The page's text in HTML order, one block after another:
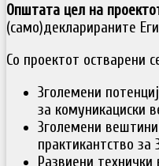
Општата цел на
(само)декларираните
Со проектот остварени
Зголемени
за комуникациски
Зголемени
практикантство за
Развиени